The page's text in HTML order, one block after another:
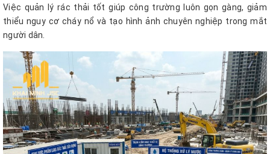
Việc quản lý rác thải tốt giúp công trường luôn gọn gàng, giảm
thiểu nguy cơ cháy nổ và tạo hình ảnh chuyên nghiệp trong mắt
người dân.